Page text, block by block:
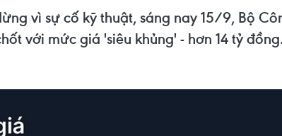
vì sự cố kỹ thuật, sáng nay 15/9, Bộ
với mức giá 'siêu khủng' - hơn 14 tỷ đồng.